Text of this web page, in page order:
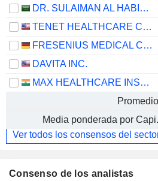
DR. SULAIMAN AL HABIB MEDICAL SERVICES GROUP COMPANY
TENET HEALTHCARE CORPORATION
FRESENIUS MEDICAL CARE AG
DAVITA INC.
MAX HEALTHCARE INSTITUTE LIMITED
Promedio
Media ponderada por Capi.
Ver todos los consensos del
Consenso de los analistas